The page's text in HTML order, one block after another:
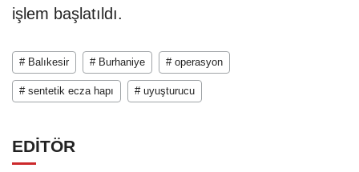
işlem başlatıldı.
# Balıkesir # Burhaniye # operasyon
# sentetik ecza hapı # uyuşturucu
EDİTÖR